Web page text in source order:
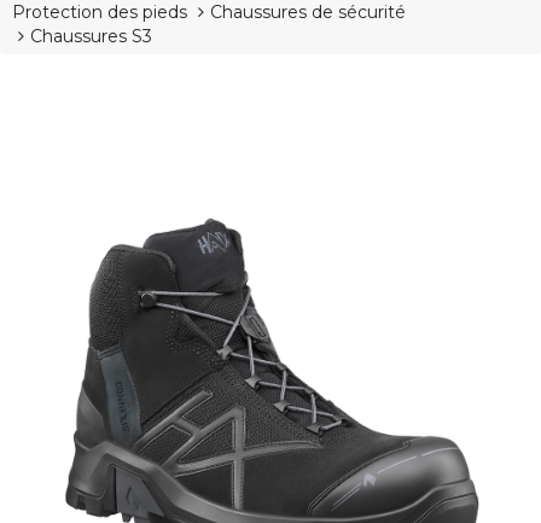
Protection des pieds
Chaussures de sécurité
Chaussures S3